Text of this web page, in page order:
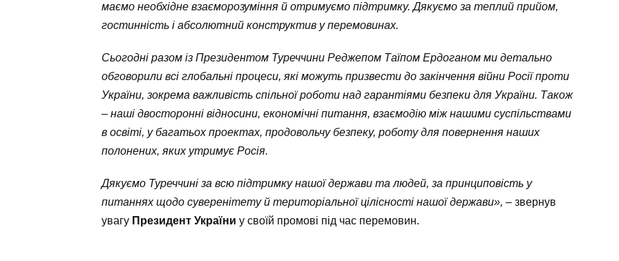
маємо необхідне взаєморозуміння й отримуємо підтримку. Дякуємо за теплий прийом,
гостинність і абсолютний конструктив у перемовинах.
Сьогодні разом із Президентом Туреччини Реджепом Таїпом Ердоганом ми детально
обговорили всі глобальні процеси, які можуть призвести до закінчення війни Росії проти
України, зокрема важливість спільної роботи над гарантіями безпеки для України. Також
– наші двосторонні відносини, економічні питання, взаємодію між нашими суспільствами
в освіті, у багатьох проектах, продовольчу безпеку, роботу для повернення наших
полонених, яких утримує Росія.
Дякуємо Туреччині за всю підтримку нашої держави та людей, за принциповість у
питаннях щодо суверенітету й територіальної цілісності нашої держави», – звернув
увагу Президент України у своїй промові під час перемовин.